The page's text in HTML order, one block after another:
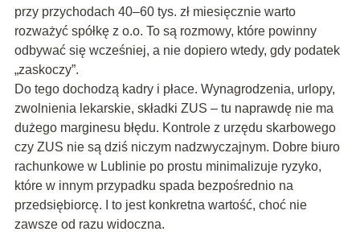
przy przychodach 40–60 tys. zł miesięcznie warto
rozważyć spółkę z o.o. To są rozmowy, które powinny
odbywać się wcześniej, a nie dopiero wtedy, gdy podatek
„zaskoczy”.
Do tego dochodzą kadry i płace. Wynagrodzenia, urlopy,
zwolnienia lekarskie, składki ZUS – tu naprawdę nie ma
dużego marginesu błędu. Kontrole z urzędu skarbowego
czy ZUS nie są dziś niczym nadzwyczajnym. Dobre biuro
rachunkowe w Lublinie po prostu minimalizuje ryzyko,
które w innym przypadku spada bezpośrednio na
przedsiębiorcę. I to jest konkretna wartość, choć nie
zawsze od razu widoczna.